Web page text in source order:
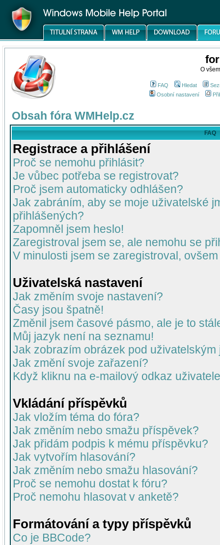
O
FAQ Hledat
Osobní nastavení
Obsah fóra WMHelp.cz
FAQ
Registrace a přihlášení
Proč se nemohu přihlásit?
Je vůbec potřeba se registrovat?
Proč jsem automaticky odhlášen?
Jak zabráním, aby se moje uživatelské
přihlášených?
Zapomněl jsem heslo!
Zaregistroval jsem se, ale nemohu se
V minulosti jsem se zaregistroval,
Uživatelská nastavení
Jak změním svoje nastavení?
Časy jsou špatně!
Změnil jsem časové pásmo, ale je to
Můj jazyk není na seznamu!
Jak zobrazím obrázek pod uživatelským
Jak změní svoje zařazení?
Když kliknu na e-mailový odkaz
Vkládání příspěvků
Jak vložím téma do fóra?
Jak změním nebo smažu příspěvek?
Jak přidám podpis k mému příspěvku?
Jak vytvořím hlasování?
Jak změním nebo smažu hlasování?
Proč se nemohu dostat k fóru?
Proč nemohu hlasovat v anketě?
Formátování a typy příspěvků
Co je BBCode?